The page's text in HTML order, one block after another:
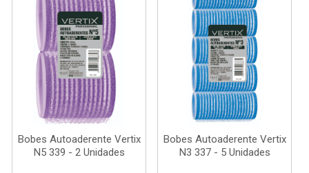
Bobes Autoaderente Vertix
N5 339 - 2 Unidades
Bobes Autoaderente Vertix
N3 337 - 5 Unidades